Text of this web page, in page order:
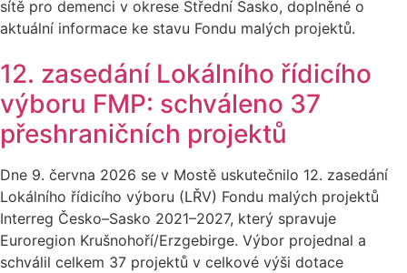
sítě pro demenci v okrese Střední Sasko, doplněné o
aktuální informace ke stavu Fondu malých projektů.
12. zasedání Lokálního řídicího
výboru FMP: schváleno 37
přeshraničních projektů
Dne 9. června 2026 se v Mostě uskutečnilo 12. zasedání
Lokálního řídicího výboru (LŘV) Fondu malých projektů
Interreg Česko–Sasko 2021–2027, který spravuje
Euroregion Krušnohoří/Erzgebirge. Výbor projednal a
schválil celkem 37 projektů v celkové výši dotace